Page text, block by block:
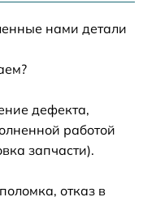
нами детали
дефекта,
работой
запчасти).
отказ в